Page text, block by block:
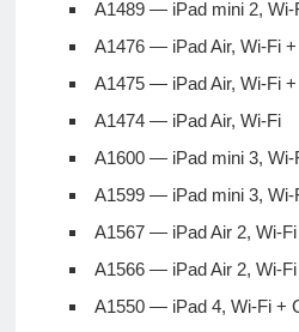
A1489 — iPad mini 2, Wi-
A1476 — iPad Air, Wi-Fi
A1475 — iPad Air, Wi-Fi +
A1474 — iPad Air, Wi-Fi
A1600 — iPad mini 3, Wi-
A1599 — iPad mini 3, Wi-
A1567 — iPad Air 2, Wi-
A1566 — iPad Air 2, Wi-Fi
A1550 — iPad 4, Wi-Fi +